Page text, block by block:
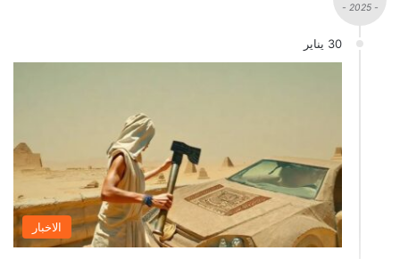
- 2025 -
30 يناير
الاخبار